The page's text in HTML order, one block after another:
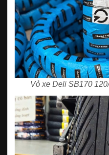
Vỏ xe Deli SB170